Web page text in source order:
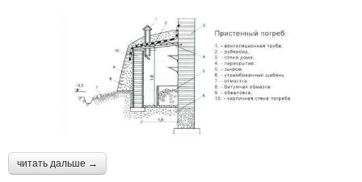
читать дальше →